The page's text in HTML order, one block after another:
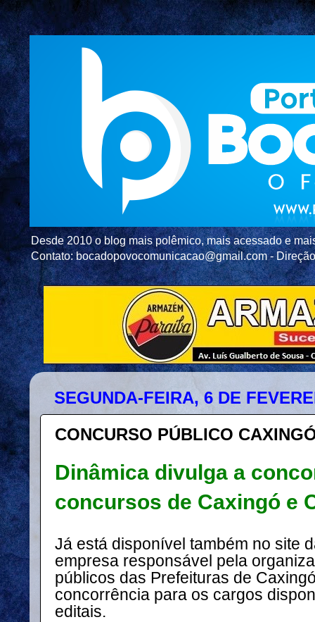
Desde 2010 o blog mais polêmico, mais acessado e
Contato: bocadopovocomunicacao@gmail.com -
SEGUNDA-FEIRA, 6 DE
CONCURSO PÚBLICO
Dinâmica divulga a
concursos de Caxingó e
Já está disponível também no site
empresa responsável pela
públicos das Prefeituras de
concorrência para os cargos
editais.